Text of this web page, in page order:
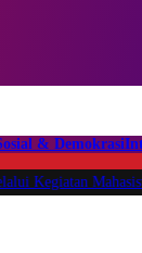
& Demokrasi
Mahasiswa